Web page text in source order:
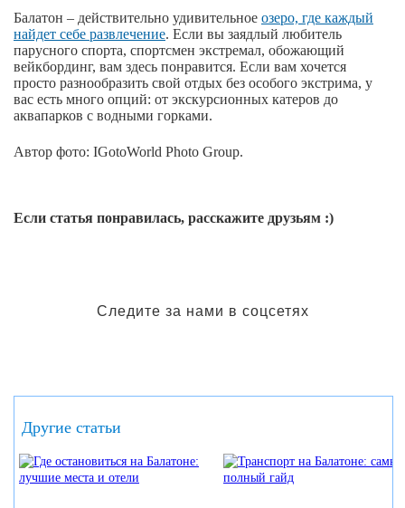
Балатон – действительно удивительное озеро, где каждый
найдет себе развлечение. Если вы заядлый любитель
парусного спорта, спортсмен экстремал, обожающий
вейкбординг, вам здесь понравится. Если вам хочется
просто разнообразить свой отдых без особого экстрима, у
вас есть много опций: от экскурсионных катеров до
аквапарков с водными горками.
Автор фото: IGotoWorld Photo Group.
Если статья понравилась, расскажите друзьям :)
Следите за нами в соцсетях
Другие статьи